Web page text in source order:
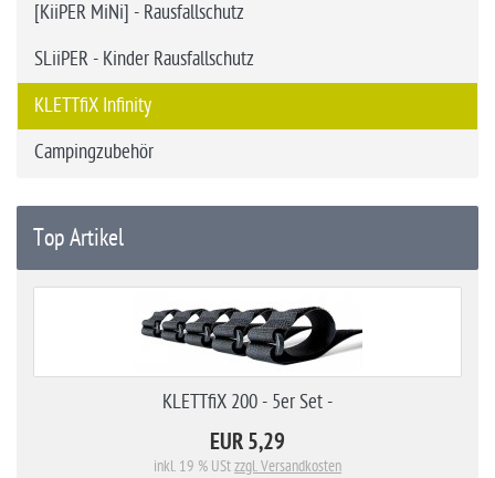
[KiiPER MiNi] - Rausfallschutz
SLiiPER - Kinder Rausfallschutz
KLETTfiX Infinity
Campingzubehör
Top Artikel
KLETTfiX 200 - 5er Set -
EUR 5,29
inkl. 19 % UStzzgl. Versandkosten